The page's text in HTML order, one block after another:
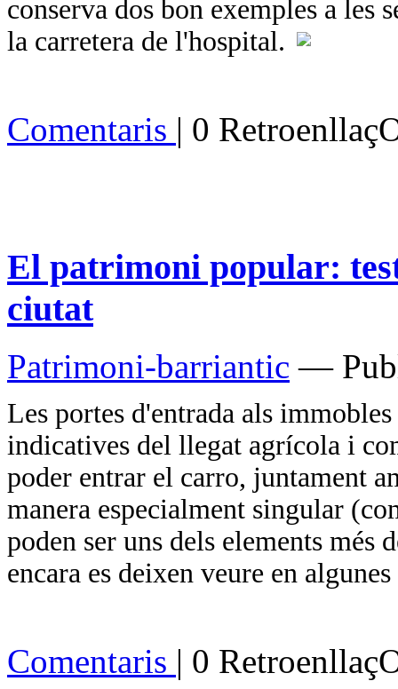
conserva dos bon exemples a les
la carretera de l'hospital.
Comentaris | 0
El patrimoni popular:
ciutat
Patrimoni-barriantic —
Les portes d'entrada als
indicatives del llegat agrícola i
poder entrar el carro, juntament
manera especialment singular
poden ser uns dels elements més
encara es deixen veure en algunes
Comentaris | 0